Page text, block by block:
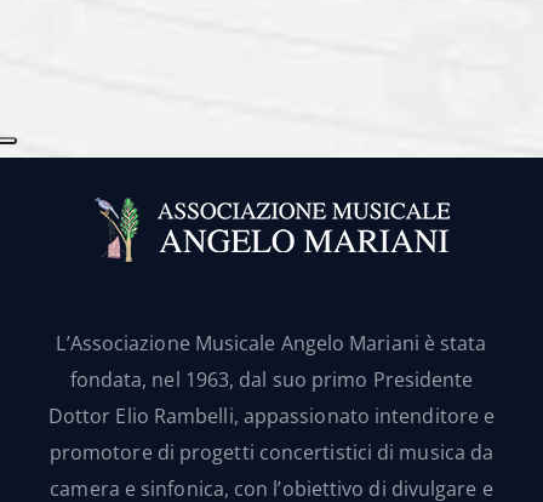
L’Associazione Musicale Angelo Mariani è stata
fondata, nel 1963, dal suo primo Presidente
Dottor Elio Rambelli, appassionato intenditore e
promotore di progetti concertistici di musica da
camera e sinfonica, con l’obiettivo di divulgare e